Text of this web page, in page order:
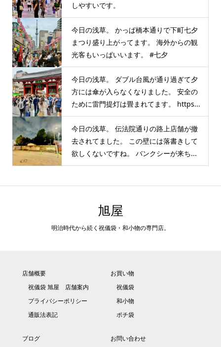
しやすいです。
今日の浅草。 かっぱ橋本通りで下町七夕
まつり盛り上がってます。 海外からの観
光客もいっぱいいます。 #七夕
今日の浅草。 ダブル台風が通り過ぎて夕
方には傘が入らなくなりました。 安全の
ために雷門提灯は畳まれてます。 https...
今日の浅草。 伝法院通りの路上店舗が撤
去されてました。 この壁には落書きして
欲しくないですね。 バンクシーが来ち...
旭屋
明治時代から続く祝儀袋・和小物の専門店。
店舗概要
祝儀袋 旭屋 店舗案内
プライバシーポリシー
通販法表記
お買い物
祝儀袋
和小物
ポチ袋
ブログ
お問い合わせ